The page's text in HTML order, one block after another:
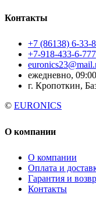
Контакты
+7 (86138) 6-33-
+7-918-433-6-777
ежедневно,
г. Кропоткин,
© EURONICS
О компании
О компании
Оплата и
Гарантия и
Контакты